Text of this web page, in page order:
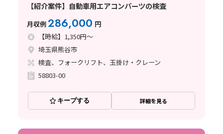
【紹介案件】自動車用エアコンパーツの検査
月収例286,000 円
【時給】1,350円～
埼玉県熊谷市
検査、フォークリフト、玉掛け・クレーン
58803-00
キープする 詳細を見る